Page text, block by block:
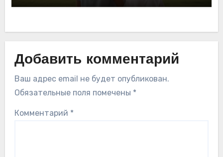
Добавить комментарий
Ваш адрес email не будет опубликован.
Обязательные поля помечены *
Комментарий *